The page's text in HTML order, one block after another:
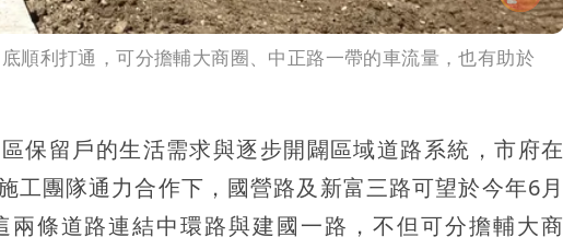
順利打通，可分擔輔大商圈、中正路一帶的車流量，也有助於
保留戶的生活需求與逐步開闢區域道路系統，市府在
工團隊通力合作下，國營路及新富三路可望於今年6月
條道路連結中環路與建國一路，不但可分擔輔大商